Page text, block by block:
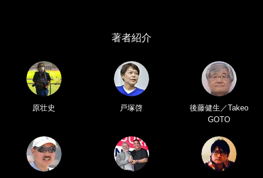
著者紹介
原壮史 戸塚啓
後藤健生／Takeo
GOTO